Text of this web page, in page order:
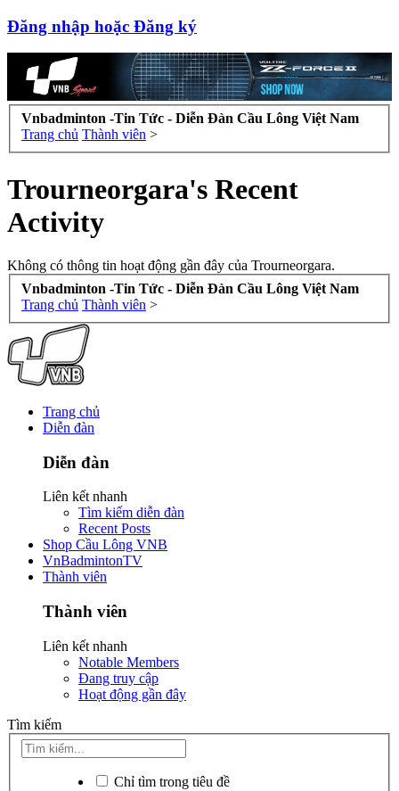
Đăng nhập hoặc Đăng ký
Vnbadminton -Tin Tức - Diễn Đàn Cầu Lông Việt Nam
Trang chủ Thành viên >
Trourneorgara's Recent
Activity
Không có thông tin hoạt động gần đây của Trourneorgara.
Vnbadminton -Tin Tức - Diễn Đàn Cầu Lông Việt Nam
Trang chủ Thành viên >
Trang chủ
Diễn đàn
Diễn đàn
Liên kết nhanh
Tìm kiếm diễn đàn
Recent Posts
Shop Cầu Lông VNB
VnBadmintonTV
Thành viên
Thành viên
Liên kết nhanh
Notable Members
Đang truy cập
Hoạt động gần đây
Tìm kiếm
Chỉ tìm trong tiêu đề